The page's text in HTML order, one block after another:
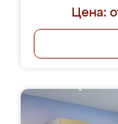
Цена: